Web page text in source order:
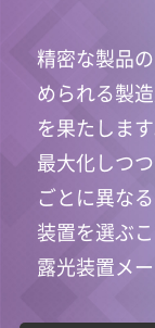
精密な製品
められる製
を果たしま
最大化しつ
ごとに異な
装置を選ぶ
露光装置メ